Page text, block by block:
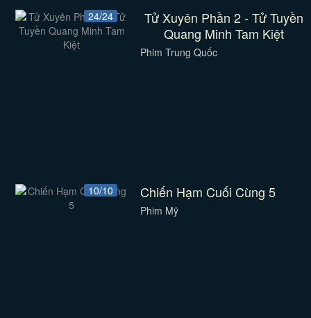
24/24
Tử Xuyên Phần 2 - Tử Tuyền
Quang Minh Tam Kiệt
Phim Trung Quốc
10/10 Chiến Hạm Cuối Cùng 5
Phim Mỹ